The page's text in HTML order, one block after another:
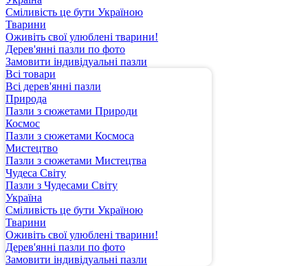
Сміливість це бути Україною
Тварини
Оживіть свої улюблені тварини!
Дерев'янні пазли по фото
Замовити індивідуальні пазли
Всі товари
Всі дерев'янні пазли
Природа
Пазли з сюжетами Природи
Космос
Пазли з сюжетами Космоса
Мистецтво
Пазли з сюжетами Мистецтва
Чудеса Світу
Пазли з Чудесами Світу
Україна
Сміливість це бути Україною
Тварини
Оживіть свої улюблені тварини!
Дерев'янні пазли по фото
Замовити індивідуальні пазли